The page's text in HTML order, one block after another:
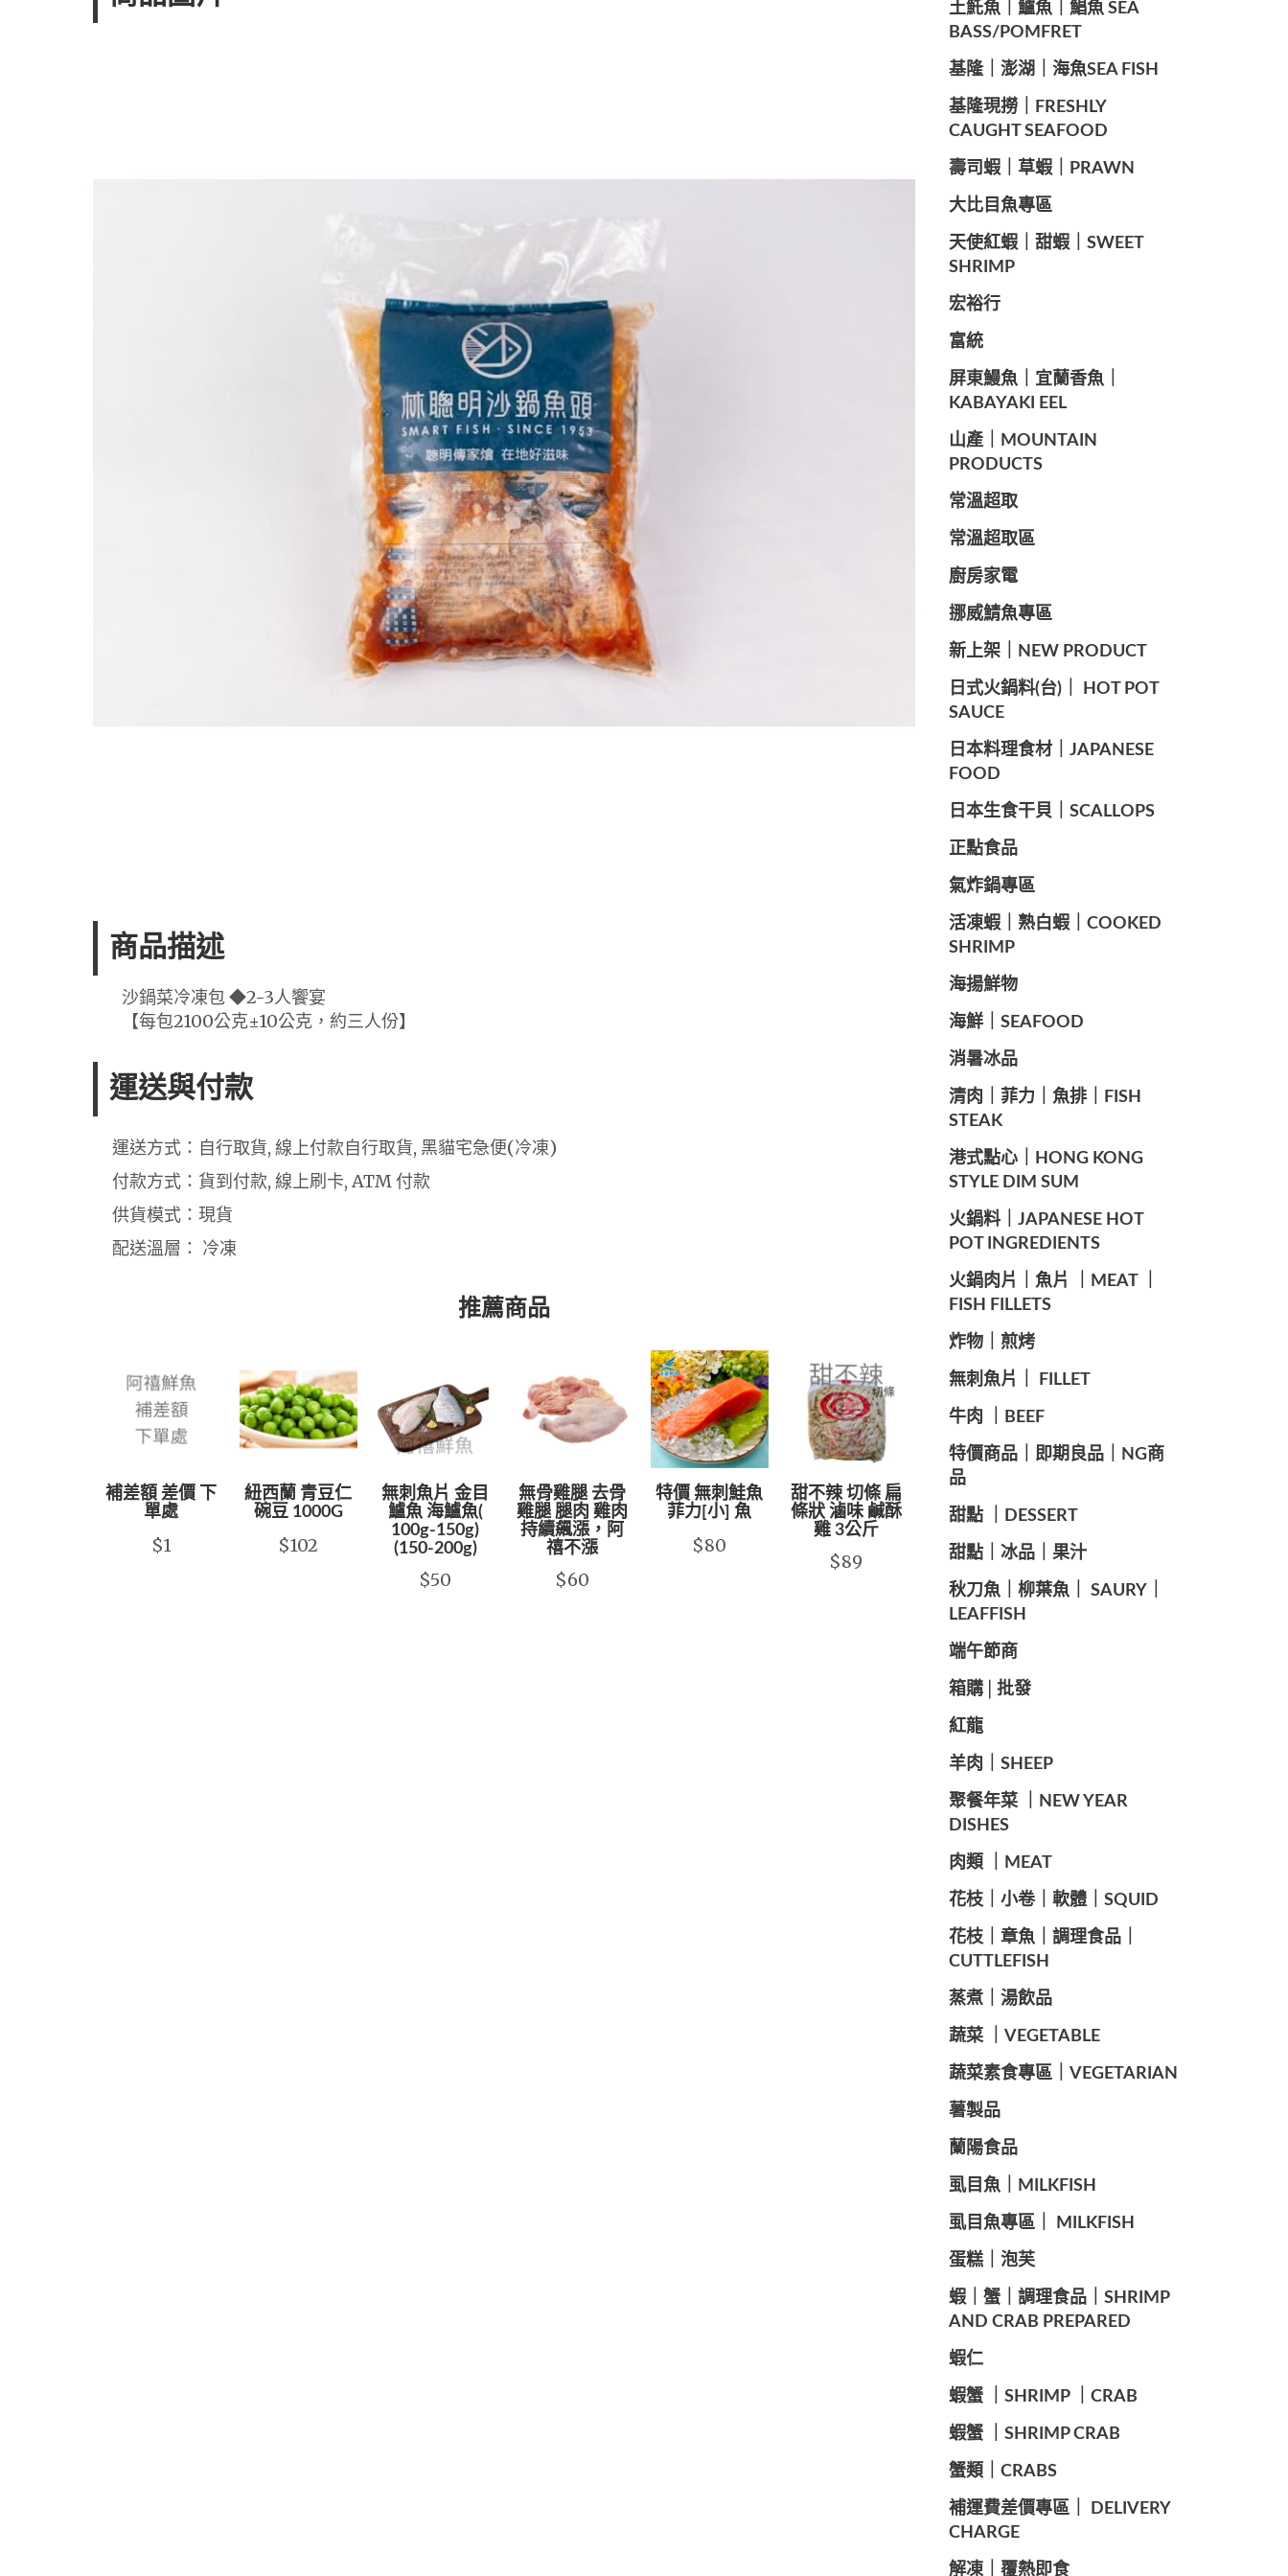
商品描述
沙鍋菜冷凍包 ◆2-3人饗宴
【每包2100公克±10公克，約三人份】
運送與付款
運送方式：自行取貨, 線上付款自行取貨, 黑貓宅急便(冷凍)
付款方式：貨到付款, 線上刷卡, ATM 付款
供貨模式：現貨
配送溫層： 冷凍
推薦商品
補差額 差價 下
單處
$1
紐西蘭 青豆仁
碗豆 1000G
$102
無刺魚片 金目
鱸魚 海鱸魚(
100g-150g)
(150-200g)
$50
無骨雞腿 去骨
雞腿 腿肉 雞肉
持續飆漲，阿
禧不漲
$60
特價 無刺鮭魚
菲力[小] 魚
$80
甜不辣 切條 扁
條狀 滷味 鹹酥
雞 3公斤
$89
️土魠魚｜鱸魚｜鯧魚 SEA ​​
BASS/POMFRET
️基隆｜澎湖｜海魚SEA ​​FISH
️基隆現撈｜FRESHLY
CAUGHT SEAFOOD
️壽司蝦｜草蝦｜PRAWN
️大比目魚專區
️天使紅蝦｜甜蝦｜SWEET
SHRIMP
宏裕行
富統
️屏東鰻魚｜宜蘭香魚｜
KABAYAKI EEL
山產｜MOUNTAIN
PRODUCTS
常溫超取
常溫超取區
廚房家電
️挪威鯖魚專區
️新上架｜NEW PRODUCT
️日式火鍋料(台)｜ HOT POT
SAUCE
️日本料理食材｜JAPANESE
FOOD
日本生食干貝｜SCALLOPS
正點食品
️氣炸鍋專區
️活凍蝦｜熟白蝦｜COOKED
SHRIMP
海揚鮮物
海鮮｜SEAFOOD
️消暑冰品
️清肉｜菲力｜魚排｜FISH
STEAK
️港式點心｜HONG KONG
STYLE DIM SUM
️火鍋料｜JAPANESE HOT
POT INGREDIENTS
️火鍋肉片｜魚片 ｜MEAT ｜
FISH FILLETS
️炸物｜煎烤
️無刺魚片｜ FILLET
牛肉 ｜BEEF
️特價商品｜即期良品｜NG商
品
甜點 ｜DESSERT
️甜點｜冰品｜果汁
️秋刀魚｜柳葉魚｜ SAURY｜
LEAFFISH
️端午節商️
️箱購│批發
紅龍
羊肉｜SHEEP
️聚餐年菜 ｜NEW YEAR
DISHES
肉類 ｜MEAT
️花枝｜小卷｜軟體｜SQUID
花枝｜章魚｜調理食品｜
CUTTLEFISH
️蒸煮｜湯飲品
蔬菜 ｜VEGETABLE
蔬菜素食專區｜VEGETARIAN
️薯製品
蘭陽食品
️虱目魚｜MILKFISH
️虱目魚專區｜ MILKFISH
️蛋糕｜泡芙
️蝦｜蟹｜調理食品｜SHRIMP
AND CRAB PREPARED
️蝦仁
️蝦蟹 ｜SHRIMP ｜CRAB
️蝦蟹 ｜SHRIMP CRAB
️蟹類｜CRABS
️補運費差價專區｜ DELIVERY
CHARGE
️解凍｜覆熱即食